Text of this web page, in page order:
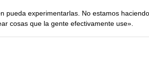
pueda experimentarlas. No estamos
cosas que la gente efectivamente use».